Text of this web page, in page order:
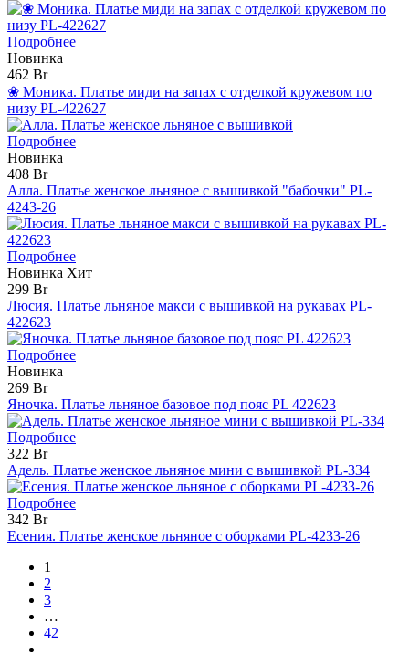
Подробнее
Новинка
462 Br
❀ Моника. Платье миди на запах с отделкой кружевом по
низу PL-422627
Подробнее
Новинка
408 Br
Алла. Платье женское льняное с вышивкой "бабочки" PL-
4243-26
Подробнее
Новинка Хит
299 Br
Люсия. Платье льняное макси с вышивкой на рукавах PL-
422623
Подробнее
Новинка
269 Br
Яночка. Платье льняное базовое под пояс PL 422623
Подробнее
322 Br
Адель. Платье женское льняное мини с вышивкой PL-334
Подробнее
342 Br
Есения. Платье женское льняное с оборками PL-4233-26
1
2
3
…
42